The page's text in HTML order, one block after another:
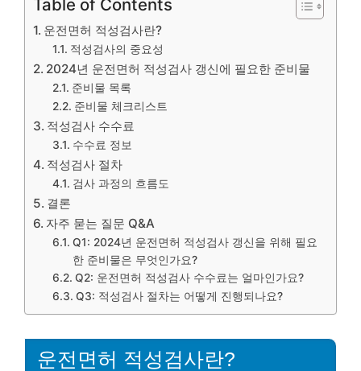
Table of Contents
운전면허 적성검사란?
적성검사의 중요성
2024년 운전면허 적성검사 갱신에 필요한 준비물
준비물 목록
준비물 체크리스트
적성검사 수수료
수수료 정보
적성검사 절차
검사 과정의 흐름도
결론
자주 묻는 질문 Q&A
Q1: 2024년 운전면허 적성검사 갱신을 위해 필요
한 준비물은 무엇인가요?
Q2: 운전면허 적성검사 수수료는 얼마인가요?
Q3: 적성검사 절차는 어떻게 진행되나요?
운전면허 적성검사란?